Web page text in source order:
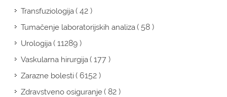
Transfuziologija( 42 )
Tumačenje laboratorijskih analiza( 58 )
Urologija( 11289 )
Vaskularna hirurgija( 177 )
Zarazne bolesti( 6152 )
Zdravstveno osiguranje( 82 )